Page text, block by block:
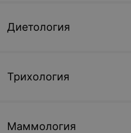
Диетология
Трихология
Маммология